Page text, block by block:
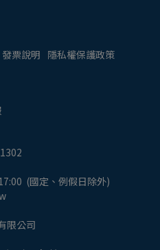
發票說明 隱私權保護政策
(國定、例假日除外)
限公司